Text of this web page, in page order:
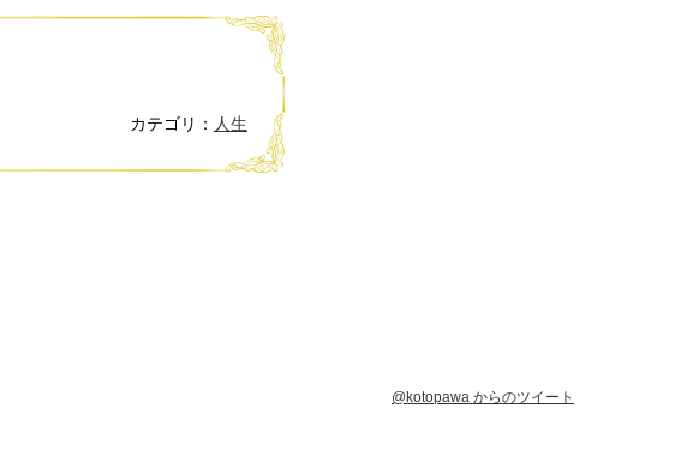
カテゴリ： 人生
@kotopawa からのツイート